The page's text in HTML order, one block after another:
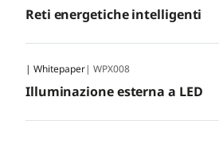
Reti energetiche intelligenti
| Whitepaper| WPX008
Illuminazione esterna a LED